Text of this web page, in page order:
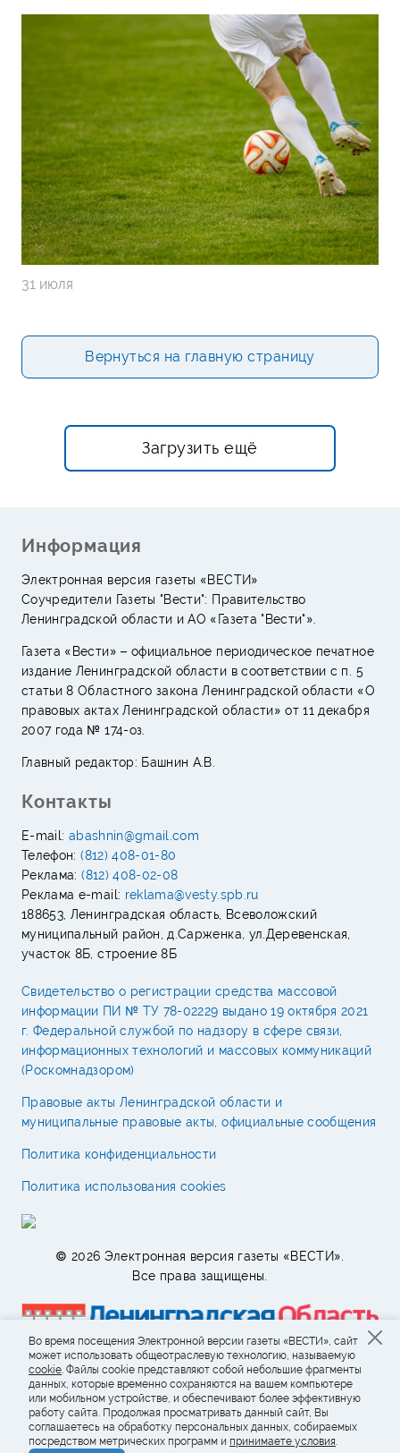
31 июля
Вернуться на главную страницу
Загрузить ещё
Информация
Электронная версия газеты «ВЕСТИ»
Соучредители Газеты "Вести": Правительство
Ленинградской области и АО «Газета "Вести"».
Газета «Вести» – официальное периодическое печатное
издание Ленинградской области в соответствии с п. 5
статьи 8 Областного закона Ленинградской области «О
правовых актах Ленинградской области» от 11 декабря
2007 года № 174-оз.
Главный редактор: Башнин А.В.
Контакты
E-mail: abashnin@gmail.com
Телефон:(812) 408-01-80
Реклама:(812) 408-02-08
Реклама e-mail: reklama@vesty.spb.ru
188653, Ленинградская область, Всеволожский
муниципальный район, д.Сарженка, ул.Деревенская,
участок 8Б, строение 8Б
Свидетельство о регистрации средства массовой
информации ПИ № ТУ 78-02229 выдано 19 октября 2021
г. Федеральной службой по надзору в сфере связи,
информационных технологий и массовых коммуникаций
(Роскомнадзором)
Правовые акты Ленинградской области и
муниципальные правовые акты, официальные сообщения
Политика конфиденциальности
Политика использования cookies
© 2026 Электронная версия газеты «ВЕСТИ».
Все права защищены.
Во время посещения Электронной версии газеты «ВЕСТИ», сайт
может использовать общеотраслевую технологию, называемую
cookie. Файлы cookie представляют собой небольшие фрагменты
данных, которые временно сохраняются на вашем компьютере
или мобильном устройстве, и обеспечивают более эффективную
работу сайта. Продолжая просматривать данный сайт, Вы
соглашаетесь на обработку персональных данных, собираемых
посредством метрических программ и принимаете условия.